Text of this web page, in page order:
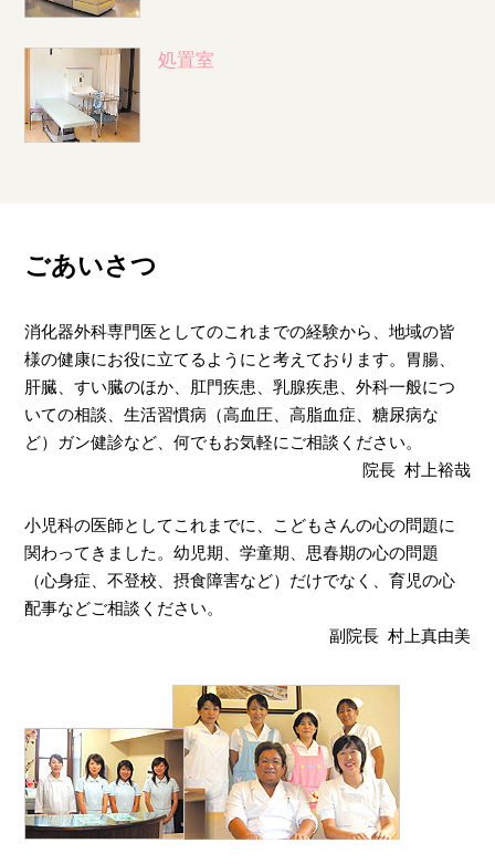
処置室
ごあいさつ
消化器外科専門医としてのこれまでの経験から、地域の皆
様の健康にお役に立てるようにと考えております。胃腸、
肝臓、すい臓のほか、肛門疾患、乳腺疾患、外科一般につ
いての相談、生活習慣病（高血圧、高脂血症、糖尿病な
ど）ガン健診など、何でもお気軽にご相談ください。
院長 村上裕哉
小児科の医師としてこれまでに、こどもさんの心の問題に
関わってきました。幼児期、学童期、思春期の心の問題
（心身症、不登校、摂食障害など）だけでなく、育児の心
配事などご相談ください。
副院長 村上真由美